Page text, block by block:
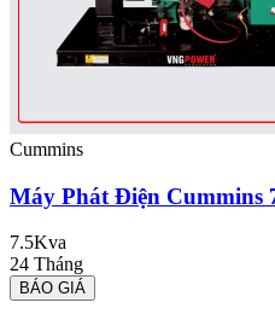
Cummins
Máy Phát Điện Cummins
7.5Kva
24 Tháng
BÁO GIÁ